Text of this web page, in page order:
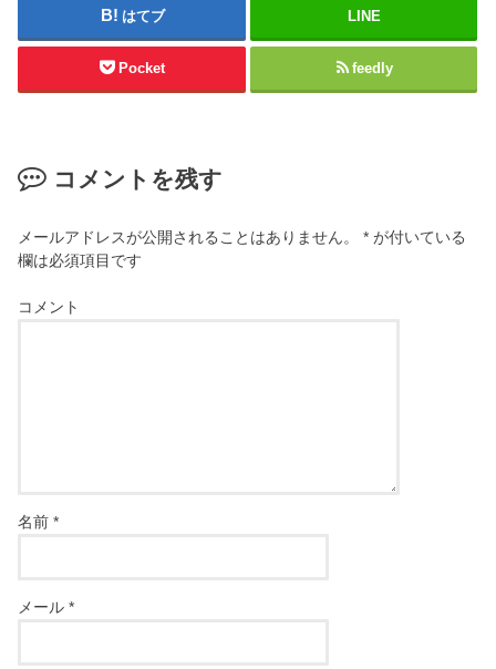
はてブ LINE
Pocket feedly
コメントを残す
メールアドレスが公開されることはありません。 * が付いている
欄は必須項目です
コメント
名前*
メール*